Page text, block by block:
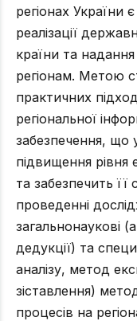
регіонах
реалізації
країни та надання
регіонам. Метою
практичних
регіональної
забезпечення, що
підвищення рівня
та забезпечить
проведенні
загальнонаукові
дедукції) та
аналізу, метод
зіставлення)
процесів на